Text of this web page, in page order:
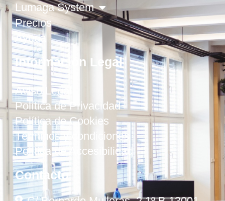
Lumaga System
Precios
Ayuda
Información Legal
Aviso Legal
Política de Privacidad
Política de Cookies
Términos y condiciones
Política de Accesibilidad
Contacto